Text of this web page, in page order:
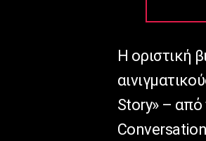
Η οριστική
Story» – από